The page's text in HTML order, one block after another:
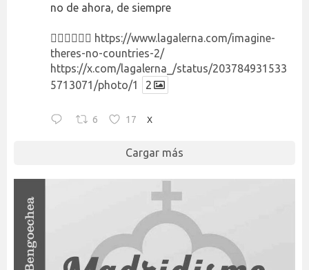
no de ahora, de siempre
👉🏻👉🏻👉🏻 https://www.lagalerna.com/imagine-
theres-no-countries-2/
https://x.com/lagalerna_/status/203784931533
5713071/photo/1
2
6 17 X
Cargar más